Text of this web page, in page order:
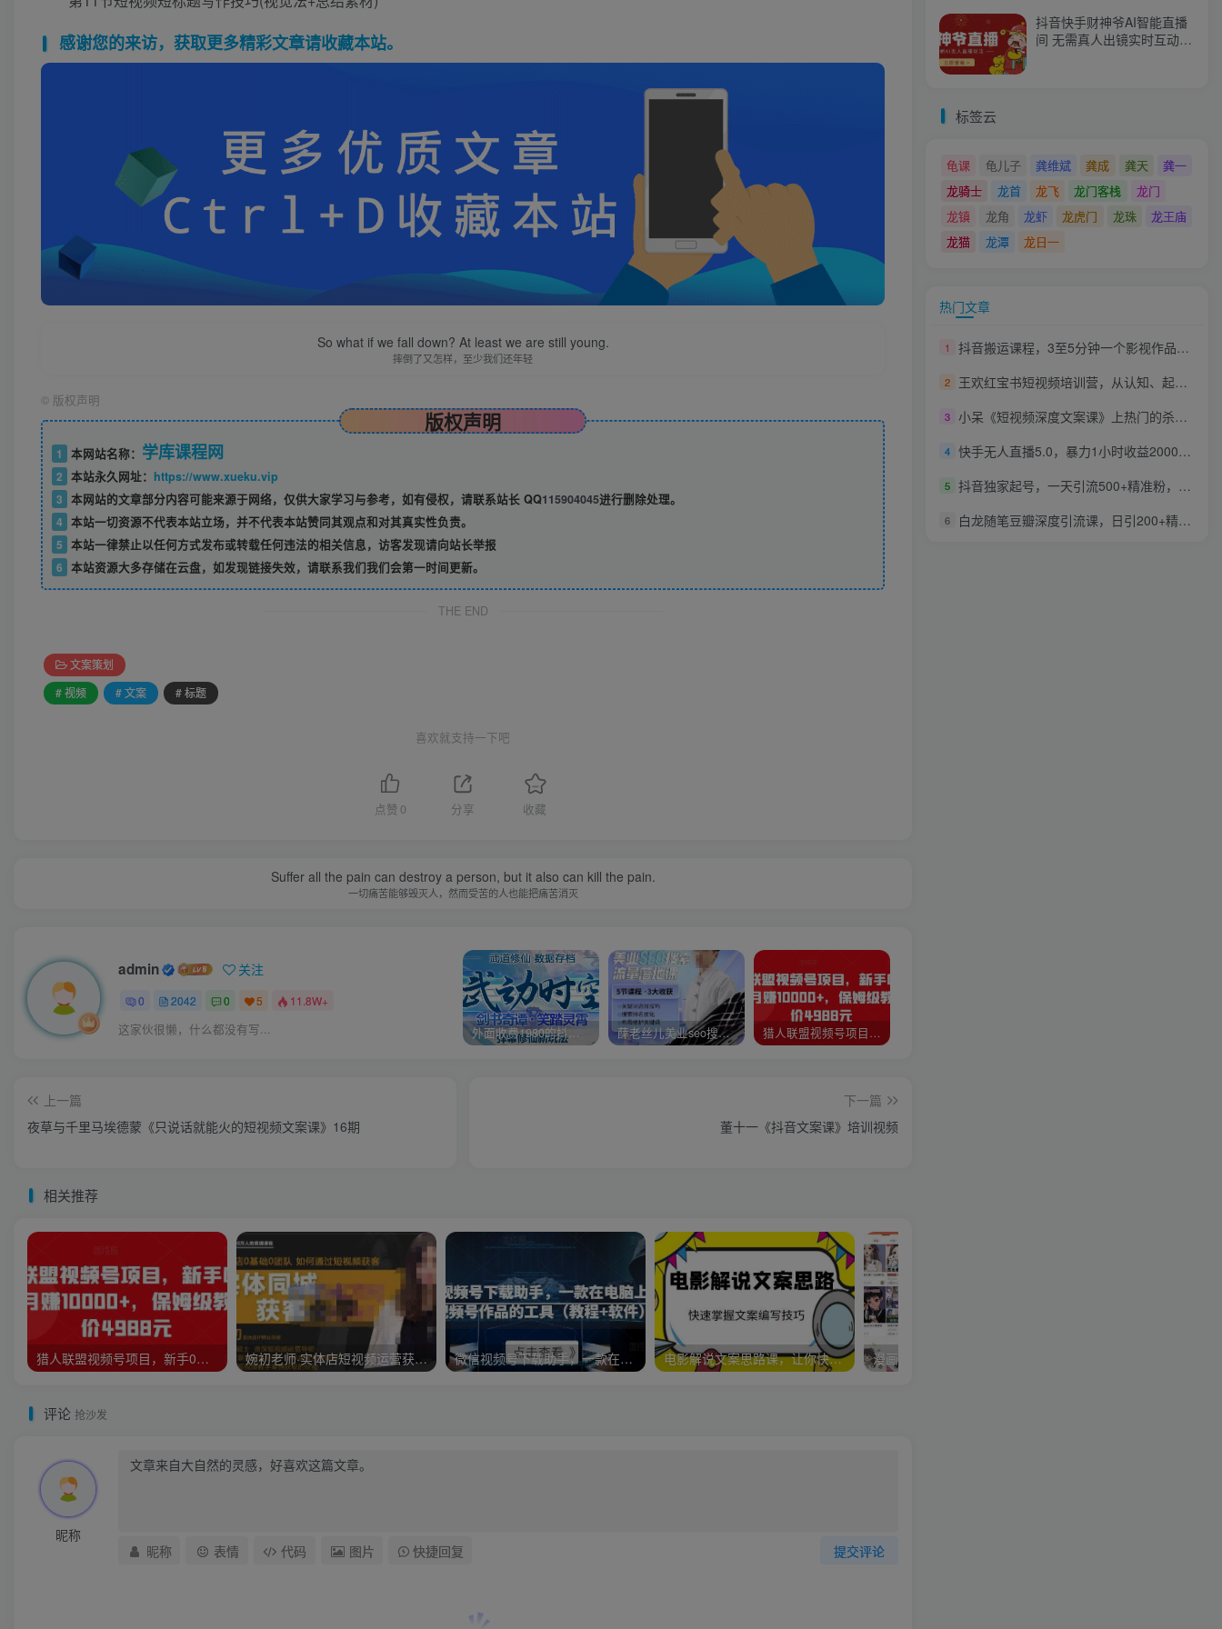
感谢您的来访，获取更多精彩文章请收藏本站。
So what if we fall down? At least we are still young.
摔倒了又怎样，至少我们还年轻
© 版权声明
版权声明
1 本网站名称： 学库课程网
2 本站永久网址： https://www.xueku.vip
3 本网站的文章部分内容可能来源于网络，仅供大家学习与参考，如有侵权，请联系站长 QQ115904045进行删除处理。
4 本站一切资源不代表本站立场，并不代表本站赞同其观点和对其真实性负责。
5 本站一律禁止以任何方式发布或转载任何违法的相关信息，访客发现请向站长举报
6 本站资源大多存储在云盘，如发现链接失效，请联系我们我们会第一时间更新。
THE END
文案策划
# 视频
# 文案 # 标题
喜欢就支持一下吧
点赞 0 分享 收藏
Suffer all the pain can destroy a person, but it also can kill the pain.
一切痛苦能够毁灭人，然而受苦的人也能把痛苦消灭
admin 关注
0 2042 0 5 11.8W+
这家伙很懒，什么都没有写... 外面收费1980的抖音武动时空直播项目，无需真人出镜，实时互动直播【软件+详细教程】 薛老丝儿美业seo搜索流量落地课，一周暴涨20w粉丝，全干货讲解 猎人联盟视频号项目，新手0基础轻松月赚10000+，保姆级教程原价4988元
上一篇
夜草与千里马埃德蒙《只说话就能火的短视频文案课》16期
下一篇
董十一《抖音文案课》培训视频
相关推荐
猎人联盟视频号项目，新手0基础轻松月赚10000+，保姆级教程原价4988元 婉初老师·实体店短视频运营获客，打通抖音获客路劲，使用短视频增大实体店或企业曝光 微信视频号下载助手，一款在电脑上下载视频号作品的工具（教程+软件） 电影解说文案思路课，让你快速掌握文案编写的技巧（3节视频课程）
评论 抢沙发
昵称
提交评论
昵称 表情 代码 图片 快捷回复
抖音快手财神爷AI智能直播
间 无需真人出镜实时互动
标签云
龟课 龟儿子 龚维斌 龚成 龚天
龚一
龙骑士
龙首 龙飞 龙门客栈
龙门
龙镇
龙角 龙虾 龙虎门 龙珠
龙王庙
龙猫
龙潭 龙日一
热门文章
1 抖音搬运课程，3至5分钟一个影视作品，一部手机轻松学影视
2 王欢红宝书短视频培训营，从认知、起号、实操、运营，适合新人起步
3 小呆《短视频深度文案课》上热门的杀手锏，带你写出爆款标题+文案
4 快手无人直播5.0，暴力1小时收益2000+丨更新真人直播玩法
5 抖音独家起号，一天引流500+精准粉，适合各类行业（9节视频课）
6 白龙随笔豆瓣深度引流课，日引200+精准粉（价值598元）